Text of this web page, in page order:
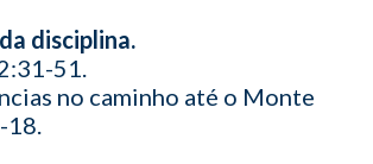
disciplina.
51.
no caminho até o Monte
18.